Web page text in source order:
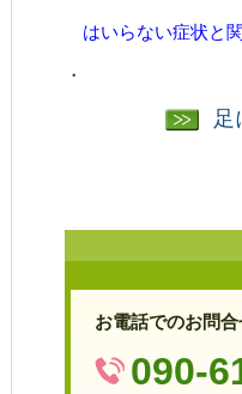
はいらない症状と関
・
足
お電話でのお問
090-